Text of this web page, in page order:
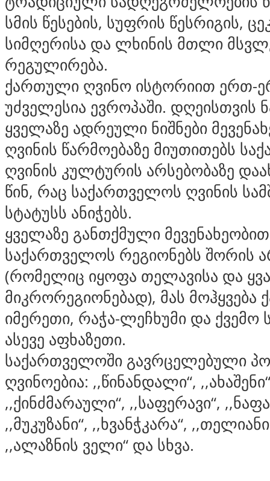
სმის წესების, სუფრის წესრიგის,
სიმღერისა და ლხინის მთლი
რეგულირება.
ქართული ღვინო ისტორიით ერთ-
უძველესია ევროპაში. დღეისთვის
ყველაზე ადრეული ნიშნები
ღვინის წარმოებაზე მიუთითებს
ღვინის კულტურის არსებობაზე
წინ, რაც საქართველოს ღვინის
სტატუსს ანიჭებს.
ყველაზე განთქმული მევენახეობით
საქართველოს რეგიონებს შორის
(რომელიც იყოფა თელავისა და
მიკრორეგიონებად), მას
იმერეთი, რაჭა-ლეჩხუმი და ქვემო
ასევე აფხაზეთი.
საქართველოში გავრცელებული
ღვინოებია: ,,წინანდალი“,
,,ქინძმარაული“, ,,საფერავი“,
,,მუკუზანი“, ,,ხვანჭკარა“,
,,ალაზნის ველი“ და სხვა.